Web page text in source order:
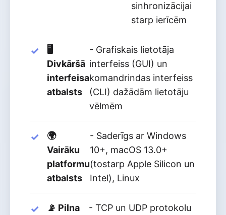
sinhronizācijai
starp ierīcēm
🖥️
Divkāršā
interfeisa
atbalsts
- Grafiskais lietotāja
interfeiss (GUI) un
komandrindas interfeiss
(CLI) dažādām lietotāju
vēlmēm
🌍
Vairāku
platformu
atbalsts
- Saderīgs ar Windows
10+, macOS 13.0+
(tostarp Apple Silicon un
Intel), Linux
📡 Pilna
- TCP un UDP protokolu